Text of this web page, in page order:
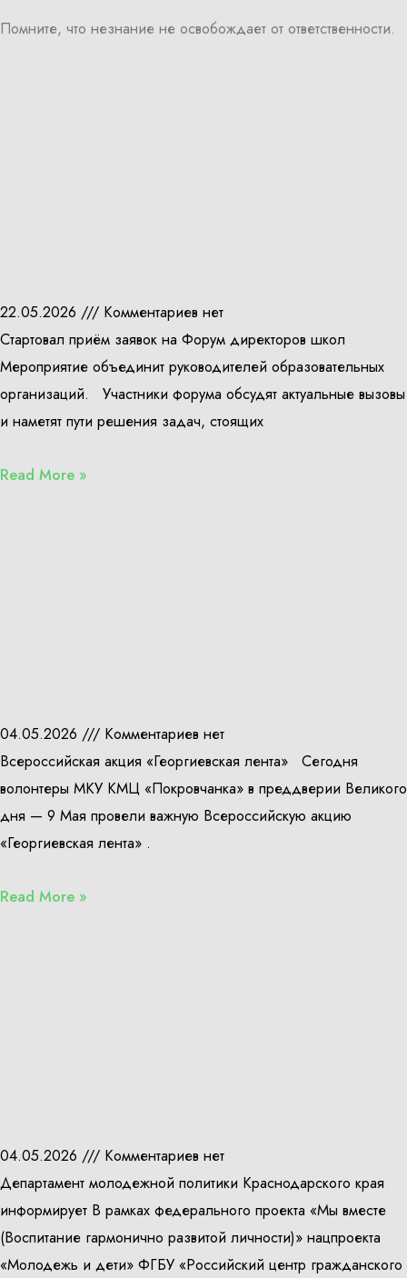
Помните, что незнание не освобождает от ответственности.
22.05.2026
Комментариев нет
Стартовал приём заявок на Форум директоров школ
Мероприятие объединит руководителей образовательных
организаций. Участники форума обсудят актуальные вызовы
и наметят пути решения задач, стоящих
Read More »
04.05.2026
Комментариев нет
Всероссийская акция «Георгиевская лента» Сегодня
волонтеры МКУ КМЦ «Покровчанка» в преддверии Великого
дня — 9 Мая провели важную Всероссийскую акцию
«Георгиевская лента» .
Read More »
04.05.2026
Комментариев нет
Департамент молодежной политики Краснодарского края
информирует В рамках федерального проекта «Мы вместе
(Воспитание гармонично развитой личности)» нацпроекта
«Молодежь и дети» ФГБУ «Российский центр гражданского